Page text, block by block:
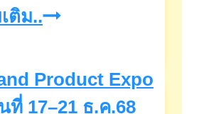
ละ
ต่อ
ปี
ติม..METALEX
วัน
ที่